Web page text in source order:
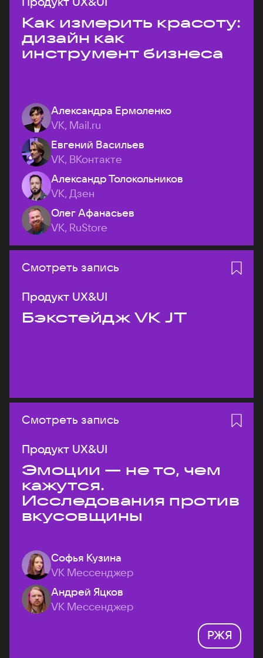
Как измерить красоту:
дизайн как
инструмент бизнеса
Александра Ермоленко
VK, Mail.ru
Евгений Васильев
VK, ВКонтакте
Александр Толокольников
VK, Дзен
Олег Афанасьев
VK, RuStore
Смотреть запись
Продукт UX&UI
Бэкстейдж VK JT
Смотреть запись
Продукт UX&UI
Эмоции — не то, чем
кажутся.
Исследования против
вкусовщины
Софья Кузина
VK Мессенджер
Андрей Яцков
VK Мессенджер
РЖЯ